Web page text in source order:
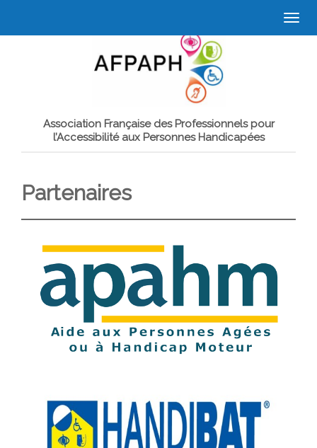
Association Française des Professionnels pour
l’Accessibilité aux Personnes Handicapées
Partenaires